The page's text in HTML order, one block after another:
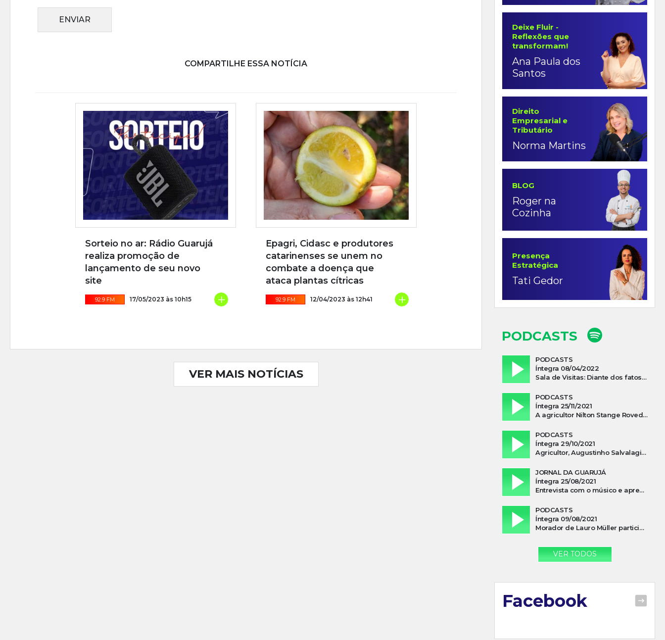
ENVIAR
COMPARTILHE ESSA NOTÍCIA
Sorteio no ar: Rádio Guarujá
realiza promoção de
lançamento de seu novo
site
92.9 FM 17/05/2023 às 10h15 +
Epagri, Cidasc e produtores
catarinenses se unem no
combate a doença que
ataca plantas cítricas
92.9 FM 12/04/2023 às 12h41 +
VER MAIS NOTÍCIAS
Deixe Fluir -
Reflexões que
transformam!
Ana Paula dos
Santos
Direito
Empresarial e
Tributário
Norma Martins
BLOG
Roger na
Cozinha
Presença
Estratégica
Tati Gedor
PODCASTS
PODCASTS
Íntegra 08/04/2022
Sala de Visitas: Diante dos fatos que influenciam a economia o que podemos esperar de 2022
PODCASTS
Íntegra 25/11/2021
A agricultor Nilton Stange Roveda, afirma ter recebido ajuda espiritual durante acidente
PODCASTS
Íntegra 29/10/2021
Agricultor, Augustinho Salvalagio, relata sobre aparição do Cavaleiro Negro no Rio das Furnas
JORNAL DA GUARUJÁ
Íntegra 25/08/2021
Entrevista com o músico e apresentador, Lismael Ferrareis, no Cidade e Campo
PODCASTS
Íntegra 09/08/2021
Morador de Lauro Müller participa de motociata em apoio a Bolsonaro
VER TODOS
Facebook